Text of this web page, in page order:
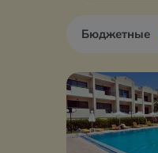
Бюджетные